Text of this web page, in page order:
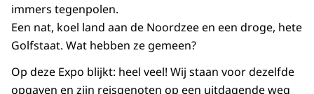
immers tegenpolen.
Een nat, koel land aan de Noordzee en een droge, hete
Golfstaat. Wat hebben ze gemeen?
Op deze Expo blijkt: heel veel! Wij staan voor dezelfde
opgaven en zijn reisgenoten op een uitdagende weg